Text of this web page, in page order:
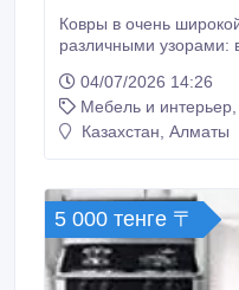
Ковры в очень
различными узорами:
орнаментом, современными геометрическими
принтами. Бельгийские ковры из вискозы идеально
подойдут для гостиных, рабочих кабинетов. Этот
ковер к любому
04/07/2026 14:26
Мебель и
Казахстан, Алматы
5 000 тенге 〒